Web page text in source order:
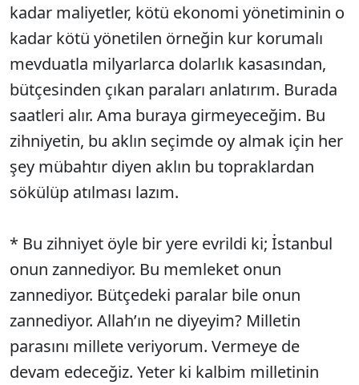
kadar maliyetler, kötü ekonomi yönetiminin o
kadar kötü yönetilen örneğin kur korumalı
mevduatla milyarlarca dolarlık kasasından,
bütçesinden çıkan paraları anlatırım. Burada
saatleri alır. Ama buraya girmeyeceğim. Bu
zihniyetin, bu aklın seçimde oy almak için her
şey mübahtır diyen aklın bu topraklardan
sökülüp atılması lazım.
* Bu zihniyet öyle bir yere evrildi ki; İstanbul
onun zannediyor. Bu memleket onun
zannediyor. Bütçedeki paralar bile onun
zannediyor. Allah’ın ne diyeyim? Milletin
parasını millete veriyorum. Vermeye de
devam edeceğiz. Yeter ki kalbim milletinin